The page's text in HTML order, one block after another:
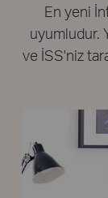
En yeni
uyumludur.
ve İSS'niz